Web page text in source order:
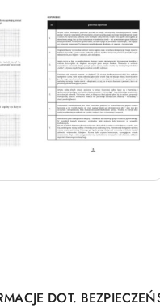
DOT.